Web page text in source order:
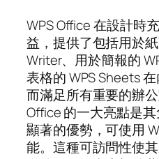
WPS Office 在設計時
益，提供了包括用於
Writer、用於簡報的
表格的 WPS Sheets
而滿足所有重要的辦
Office 的一大亮點是
顯著的優勢，可使用
能。這種可訪問性使